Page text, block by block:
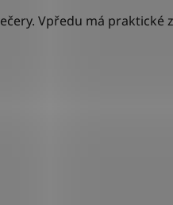
Vpředu má